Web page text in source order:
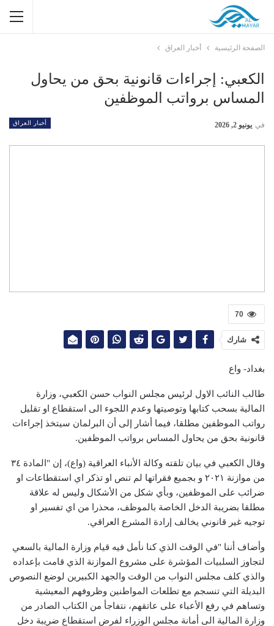
الصفحة الرئيسية أخبار العراق
الكعبي: إجراءات قانونية بحق من يحاول
المساس برواتب الموظفين
أخبار العراق في يونيو 2, 2026
70
شارك
بغداد- واع
طالب النائب الاول لرئيس مجلس النواب حسن الكعبي، وزارة
المالية بسحب كتابها وتوصيتها وعدم اللجوء الى استقطاع او تقليل
رواتب الموظفين مطلقا، فيما أشار إلى أن البرلمان سيتخذ إجراءات
قانونية بحق من يحاول المساس برواتب الموظفين.
وقال الكعبي في بيان تلقته وكالة الأنباء العراقية (واع)، إن "المادة ٣٤
من موازنة ٢٠٢١ و بجميع فقراتها لم تنص او تذكر اي استقطاعات او
ضرائب على الموظفين، وبأي شكل من الأشكال وليس له علاقة
مطلقا بضريبة الدخل الخاصة بالموظف، محذرا من اي تفسير او
توجيه غير قانوني يخالف إرادة المشرع العراقي.
وأضاف أننا "في الوقت الذي كنا نأمل فيه قيام وزارة المالية بالسعي
لتجاوز السلبيات المؤشرة على مشروع الموازنة الذي قامت بإعداده
والذي كلف مجلس النواب من الوقت والجهد الكبيرين لوضع النصوص
البديلة التي تنسجم مع تطلعات المواطنين وظروفهم المعيشية
وتساهم في رفع الأعباء على عاتقهم، نتفاجأ من الكتاب الصادر من
وزارة المالية الى أمانة مجلس الوزراء لفرض استقطاع ضريبة دخل